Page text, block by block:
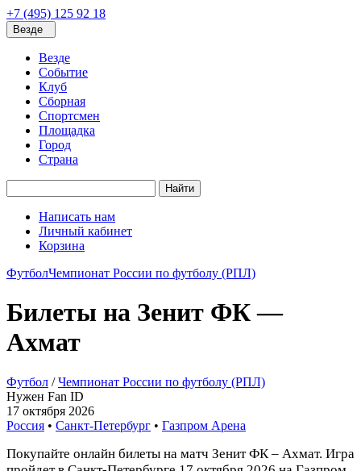
+7 (495) 125 92 18
Везде
Везде
Событие
Клуб
Сборная
Спортсмен
Площадка
Город
Страна
Найти
Написать нам
Личный кабинет
Корзина
ФутболЧемпионат России по футболу (РПЛ)
Билеты на Зенит ФК —
Ахмат
Футбол /Чемпионат России по футболу (РПЛ)
Нужен Fan ID
17 октября 2026
Россия • Санкт-Петербург • Газпром Арена
Покупайте онлайн билеты на матч Зенит ФК – Ахмат. Игра